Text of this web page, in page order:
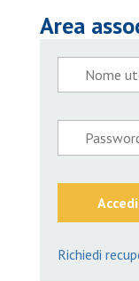
Area
Accedi
Richiedi